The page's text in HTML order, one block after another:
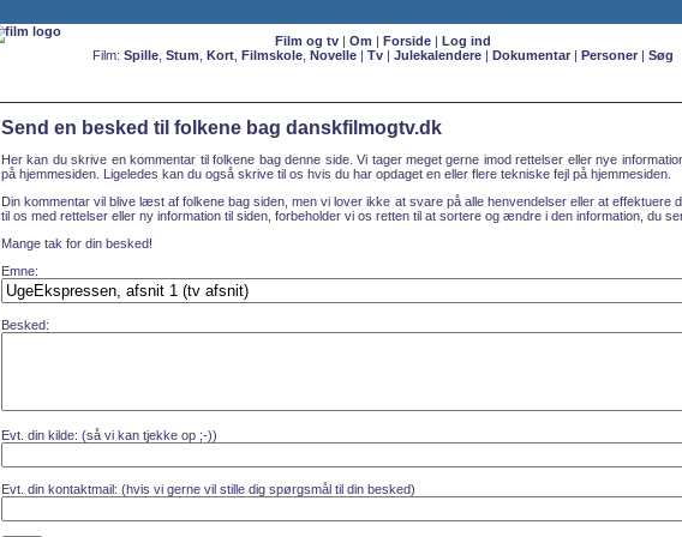
Film og tv| Om | Forside| Log ind
Film: Spille, Stum Kort, Filmskole, Novelle| Tv| Julekalendere| Dokumentar| Personer| Søg
Send en besked til folkene bag danskfilmogtv.dk
Her kan du skrive en kommentar til folkene bag denne side. Vi tager meget gerne imod rettelser eller nye
på hjemmesiden. Ligeledes kan du også skrive til os hvis du har opdaget en eller flere tekniske fejl på hjemmesiden.
Din kommentar vil blive læst af folkene bag siden, men vi lover ikke at svare på alle henvendelser eller at effektuere
til os med rettelser eller ny information til siden, forbeholder vi os retten til at sortere og ændre i den information, du
Mange tak for din besked!
Emne:
Besked:
Evt. din kilde: (så vi kan tjekke op ;-))
Evt. din kontaktmail: (hvis vi gerne vil stille dig spørgsmål til din besked)